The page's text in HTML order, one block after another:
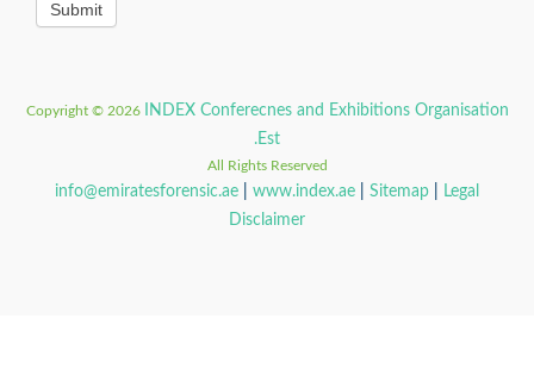
Copyright © 2026INDEX Conferecnes and Exhibitions
All Rights Reserved
info@emiratesforensic.ae|www.index.ae|Sitemap|
Disclaimer